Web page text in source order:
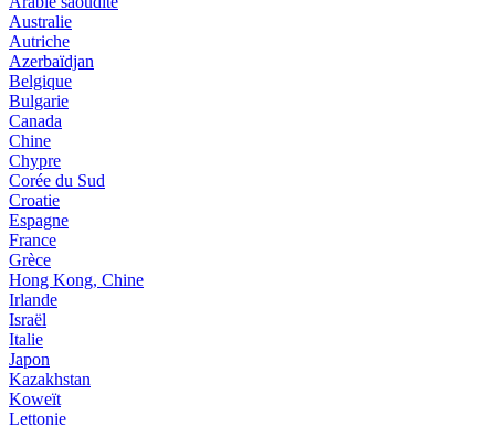
Australie
Autriche
Azerbaïdjan
Belgique
Bulgarie
Canada
Chine
Chypre
Corée du Sud
Croatie
Espagne
France
Grèce
Hong Kong, Chine
Irlande
Israël
Italie
Japon
Kazakhstan
Koweït
Lettonie